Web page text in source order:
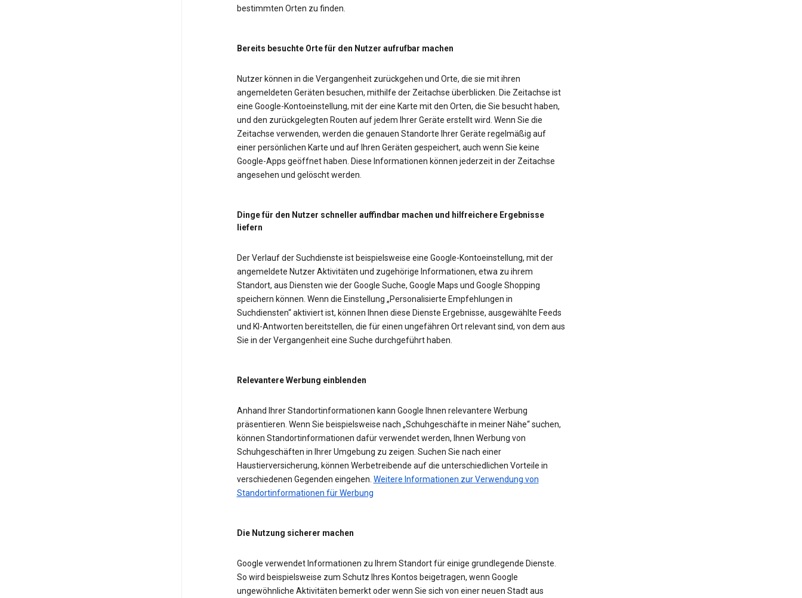
bestimmten Orten zu finden.
Bereits besuchte Orte für den Nutzer aufrufbar machen
Nutzer können in die Vergangenheit zurückgehen und Orte, die sie mit ihren
angemeldeten Geräten besuchen, mithilfe der Zeitachse überblicken. Die Zeitachse ist
eine Google-Kontoeinstellung, mit der eine Karte mit den Orten, die Sie besucht haben,
und den zurückgelegten Routen auf jedem Ihrer Geräte erstellt wird. Wenn Sie die
Zeitachse verwenden, werden die genauen Standorte Ihrer Geräte regelmäßig auf
einer persönlichen Karte und auf Ihren Geräten gespeichert, auch wenn Sie keine
Google-Apps geöffnet haben. Diese Informationen können jederzeit in der Zeitachse
angesehen und gelöscht werden.
Dinge für den Nutzer schneller auffindbar machen und hilfreichere Ergebnisse
liefern
Der Verlauf der Suchdienste ist beispielsweise eine Google-Kontoeinstellung, mit der
angemeldete Nutzer Aktivitäten und zugehörige Informationen, etwa zu ihrem
Standort, aus Diensten wie der Google Suche, Google Maps und Google Shopping
speichern können. Wenn die Einstellung „Personalisierte Empfehlungen in
Suchdiensten“ aktiviert ist, können Ihnen diese Dienste Ergebnisse, ausgewählte Feeds
und KI-Antworten bereitstellen, die für einen ungefähren Ort relevant sind, von dem aus
Sie in der Vergangenheit eine Suche durchgeführt haben.
Relevantere Werbung einblenden
Anhand Ihrer Standortinformationen kann Google Ihnen relevantere Werbung
präsentieren. Wenn Sie beispielsweise nach „Schuhgeschäfte in meiner Nähe“ suchen,
können Standortinformationen dafür verwendet werden, Ihnen Werbung von
Schuhgeschäften in Ihrer Umgebung zu zeigen. Suchen Sie nach einer
Haustierversicherung, können Werbetreibende auf die unterschiedlichen Vorteile in
verschiedenen Gegenden eingehen. Weitere Informationen zur Verwendung von
Standortinformationen für Werbung
Die Nutzung sicherer machen
Google verwendet Informationen zu Ihrem Standort für einige grundlegende Dienste.
So wird beispielsweise zum Schutz Ihres Kontos beigetragen, wenn Google
ungewöhnliche Aktivitäten bemerkt oder wenn Sie sich von einer neuen Stadt aus